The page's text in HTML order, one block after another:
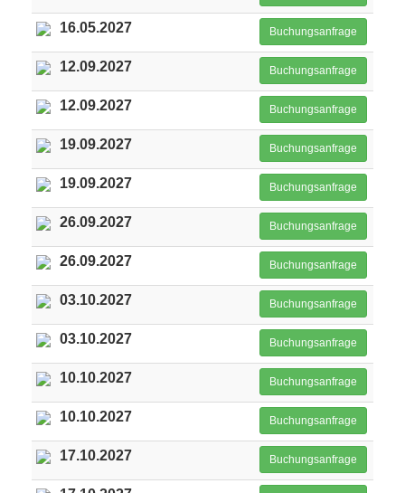
16.05.2027 Buchungsanfrage
12.09.2027 Buchungsanfrage
12.09.2027 Buchungsanfrage
19.09.2027 Buchungsanfrage
19.09.2027 Buchungsanfrage
26.09.2027 Buchungsanfrage
26.09.2027 Buchungsanfrage
03.10.2027 Buchungsanfrage
03.10.2027 Buchungsanfrage
10.10.2027 Buchungsanfrage
10.10.2027 Buchungsanfrage
17.10.2027 Buchungsanfrage